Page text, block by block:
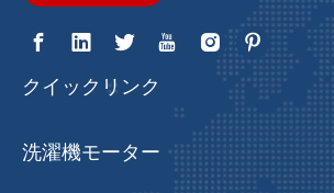
クイックリンク
洗濯機モーター